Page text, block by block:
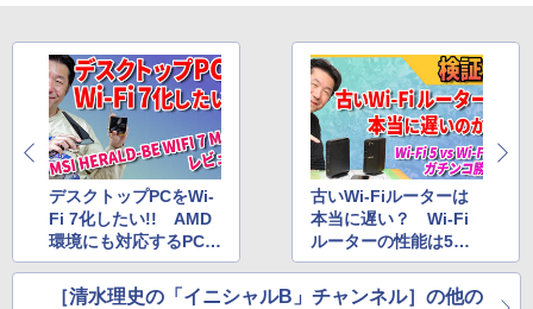
デスクトップPCをWi-
Fi 7化したい!! AMD
環境にも対応するPCIe
接続のWi-Fi 7アダプタ
ー MSI「HERALD-BE
古いWi-Fiルーターは
本当に遅い？ Wi-Fi
ルーターの性能は5年
でどれだけ進化した？
徹底検証した様子を
［清水理史の「イニシャルB」チャンネル］の他の